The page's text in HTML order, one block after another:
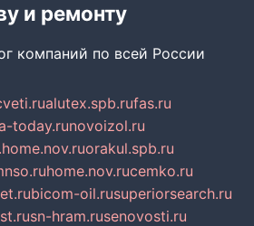
и ремонту
компаний по всей России
alutex.spb.rufas.ru
today.runovoizol.ru
orakul.spb.ru
home.nov.rucemko.ru
bicom-oil.rusuperiorsearch.ru
sn-hram.rusenovosti.ru